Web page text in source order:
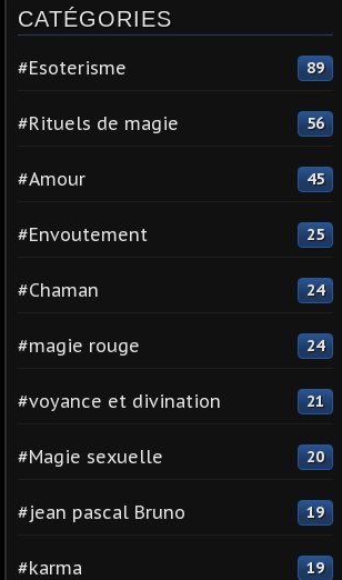
CATÉGORIES
#Esoterisme 89
#Rituels de magie 56
#Amour 45
#Envoutement 25
#Chaman 24
#magie rouge 24
#voyance et divination 21
#Magie sexuelle 20
#jean pascal Bruno 19
#karma 19